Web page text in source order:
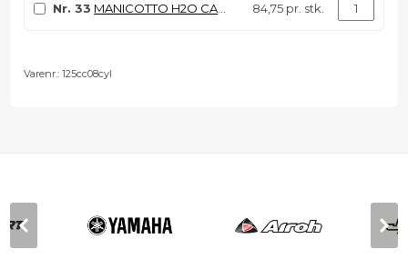
Nr. 33 MANICOTTO H2O CARTER/CIL KV/K9 84,75 pr. stk.
Varenr.:125cc08cyl